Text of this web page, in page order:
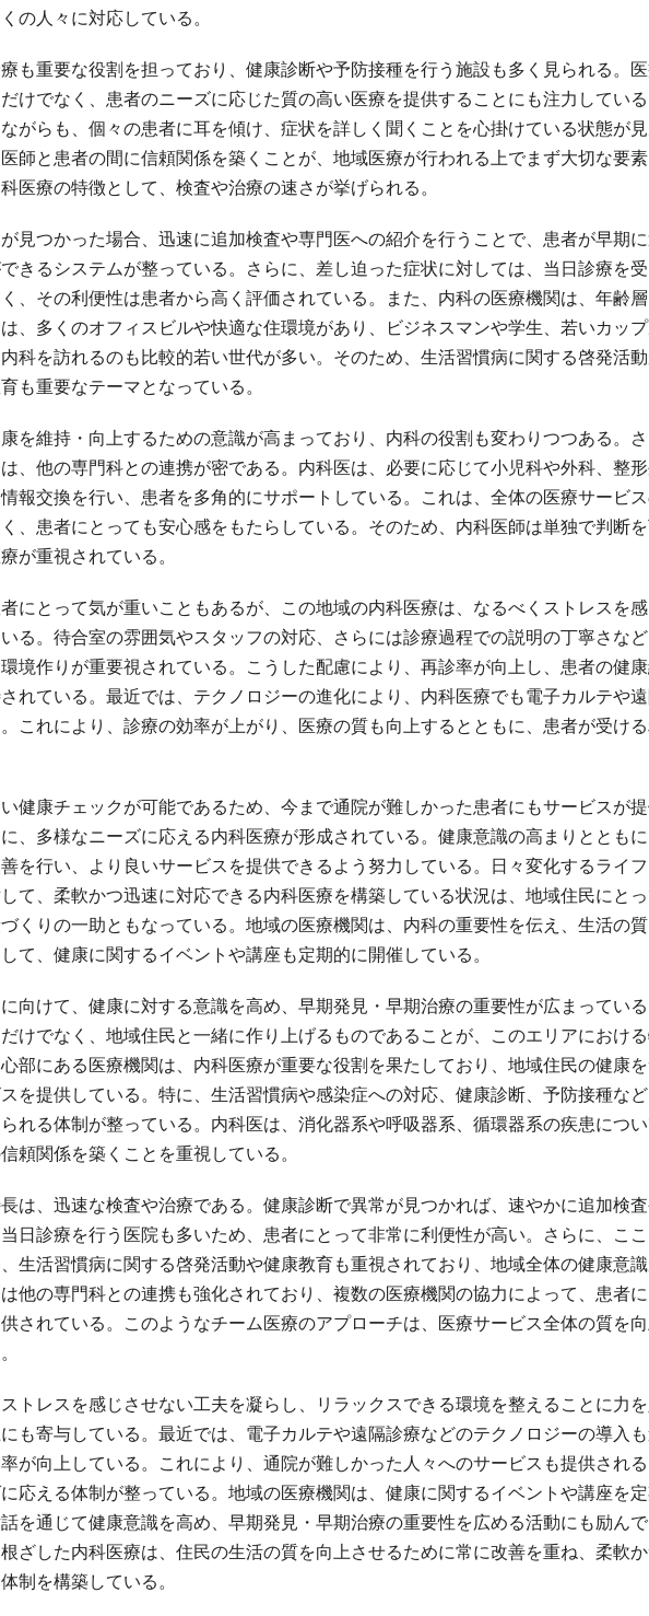
の人々に対応している。
も重要な役割を担っており、健康診断や予防接種を行う施設も多く見られる。
けでなく、患者のニーズに応じた質の高い医療を提供することにも注力してい
がらも、個々の患者に耳を傾け、症状を詳しく聞くことを心掛けている状態が
師と患者の間に信頼関係を築くことが、地域医療が行われる上でまず大切な要
医療の特徴として、検査や治療の速さが挙げられる。
見つかった場合、迅速に追加検査や専門医への紹介を行うことで、患者が早期
きるシステムが整っている。さらに、差し迫った症状に対しては、当日診療を
、その利便性は患者から高く評価されている。また、内科の医療機関は、年齢
、多くのオフィスビルや快適な住環境があり、ビジネスマンや学生、若いカッ
科を訪れるのも比較的若い世代が多い。そのため、生活習慣病に関する啓発活
も重要なテーマとなっている。
を維持・向上するための意識が高まっており、内科の役割も変わりつつある。
、他の専門科との連携が密である。内科医は、必要に応じて小児科や外科、整
報交換を行い、患者を多角的にサポートしている。これは、全体の医療サービ
、患者にとっても安心感をもたらしている。そのため、内科医師は単独で判断
が重視されている。
にとって気が重いこともあるが、この地域の内科医療は、なるべくストレスを
る。待合室の雰囲気やスタッフの対応、さらには診療過程での説明の丁寧さな
境作りが重要視されている。こうした配慮により、再診率が向上し、患者の健
れている。最近では、テクノロジーの進化により、内科医療でも電子カルテや
これにより、診療の効率が上がり、医療の質も向上するとともに、患者が受け
健康チェックが可能であるため、今まで通院が難しかった患者にもサービスが
、多様なニーズに応える内科医療が形成されている。健康意識の高まりととも
を行い、より良いサービスを提供できるよう努力している。日々変化するライ
て、柔軟かつ迅速に対応できる内科医療を構築している状況は、地域住民にと
くりの一助ともなっている。地域の医療機関は、内科の重要性を伝え、生活の
て、健康に関するイベントや講座も定期的に開催している。
向けて、健康に対する意識を高め、早期発見・早期治療の重要性が広まってい
けでなく、地域住民と一緒に作り上げるものであることが、このエリアにおけ
部にある医療機関は、内科医療が重要な役割を果たしており、地域住民の健康
を提供している。特に、生活習慣病や感染症への対応、健康診断、予防接種な
れる体制が整っている。内科医は、消化器系や呼吸器系、循環器系の疾患につ
頼関係を築くことを重視している。
は、迅速な検査や治療である。健康診断で異常が見つかれば、速やかに追加検
日診療を行う医院も多いため、患者にとって非常に利便性が高い。さらに、こ
生活習慣病に関する啓発活動や健康教育も重視されており、地域全体の健康意
他の専門科との連携も強化されており、複数の医療機関の協力によって、患者
されている。このようなチーム医療のアプローチは、医療サービス全体の質を
トレスを感じさせない工夫を凝らし、リラックスできる環境を整えることに力
も寄与している。最近では、電子カルテや遠隔診療などのテクノロジーの導入
が向上している。これにより、通院が難しかった人々へのサービスも提供され
応える体制が整っている。地域の医療機関は、健康に関するイベントや講座を
を通じて健康意識を高め、早期発見・早期治療の重要性を広める活動にも励ん
ざした内科医療は、住民の生活の質を向上させるために常に改善を重ね、柔軟
制を構築している。